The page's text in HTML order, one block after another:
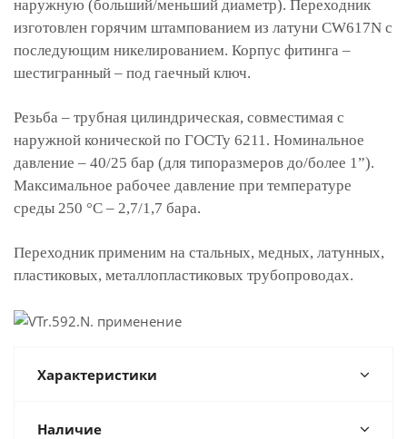
наружную (больший/меньший диаметр). Переходник
изготовлен горячим штампованием из латуни CW617N с
последующим никелированием. Корпус фитинга –
шестигранный – под гаечный ключ.
Резьба – трубная цилиндрическая, совместимая с
наружной конической по ГОСТу 6211. Номинальное
давление – 40/25 бар (для типоразмеров до/более 1”).
Максимальное рабочее давление при температуре
среды 250 °С – 2,7/1,7 бара.
Переходник применим на стальных, медных, латунных,
пластиковых, металлопластиковых трубопроводах.
Характеристики
Наличие